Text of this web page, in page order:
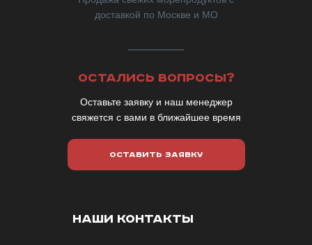
доставкой по Москве и МО
ОСТАЛИСЬ ВОПРОСЫ?
Оставьте заявку и наш менеджер
свяжется с вами в ближайшее время
ОСТАВИТЬ ЗАЯВКУ
НАШИ КОНТАКТЫ